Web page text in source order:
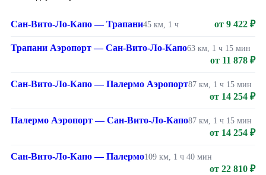
Сан-Вито-Ло-Капо — Трапани45 км, 1 ч от 9 422 ₽
Трапани Аэропорт — Сан-Вито-Ло-Капо63 км, 1 ч 15 мин
от 11 878 ₽
Сан-Вито-Ло-Капо — Палермо Аэропорт87 км, 1 ч 15 мин
от 14 254 ₽
Палермо Аэропорт — Сан-Вито-Ло-Капо87 км, 1 ч 15 мин
от 14 254 ₽
Сан-Вито-Ло-Капо — Палермо109 км, 1 ч 40 мин
от 22 810 ₽